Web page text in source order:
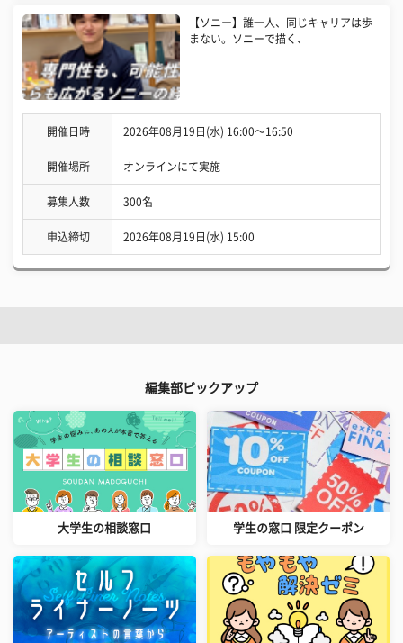
【ソニー】誰一人、同じキャリアは歩
まない。ソニーで描く、
開催日時 2026年08月19日(水) 16:00〜16:50
開催場所 オンラインにて実施
募集人数 300名
申込締切 2026年08月19日(水) 15:00
編集部ピックアップ
大学生の相談窓口 学生の窓口 限定クーポン